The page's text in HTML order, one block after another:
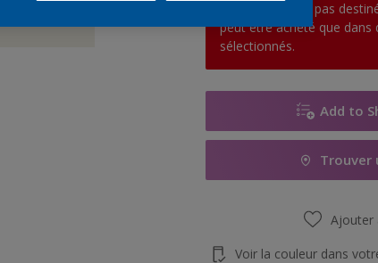
Ce produit n'est pas
peut être acheté que dans
sélectionnés.
Add to
Trouver
Ajouter
Voir la couleur dans